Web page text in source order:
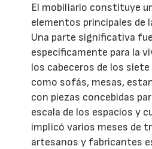
El mobiliario constituye
elementos principales de
Una parte significativa
específicamente para la
los cabeceros de los
como sofás, mesas,
con piezas concebidas
escala de los espacios y
implicó varios meses de
artesanos y fabricantes